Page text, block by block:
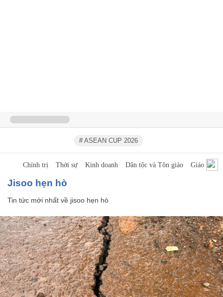
# ASEAN CUP 2026
Chính trị Thời sự Kinh doanh Dân tộc và Tôn giáo Giáo dục
jisoo hẹn hò
Tin tức mới nhất về jisoo hẹn hò